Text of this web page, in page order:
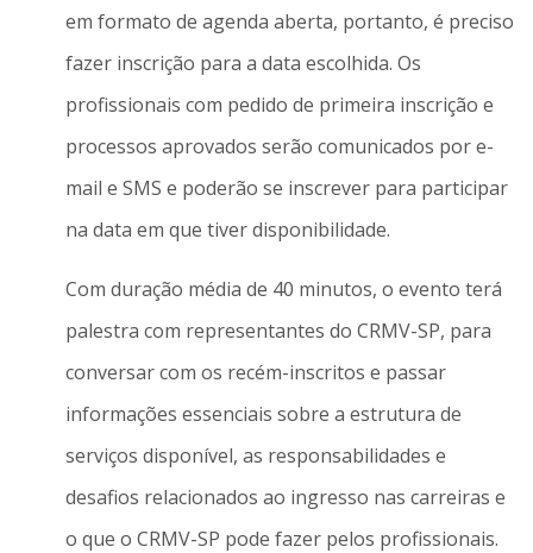
em formato de agenda aberta, portanto, é preciso
fazer inscrição para a data escolhida. Os
profissionais com pedido de primeira inscrição e
processos aprovados serão comunicados por e-
mail e SMS e poderão se inscrever para participar
na data em que tiver disponibilidade.
Com duração média de 40 minutos, o evento terá
palestra com representantes do CRMV-SP, para
conversar com os recém-inscritos e passar
informações essenciais sobre a estrutura de
serviços disponível, as responsabilidades e
desafios relacionados ao ingresso nas carreiras e
o que o CRMV-SP pode fazer pelos profissionais.